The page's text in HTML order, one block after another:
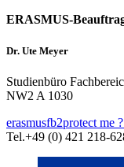
ERASMUS-
Dr. Ute Meyer
Studienbüro
NW2 A 1030
erasmusfb2protect me
Tel.+49 (0) 421 218-